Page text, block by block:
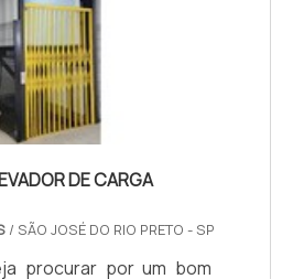
DE CARGA
/ SÃO JOSÉ DO RIO PRETO - SP
procurar por um bom